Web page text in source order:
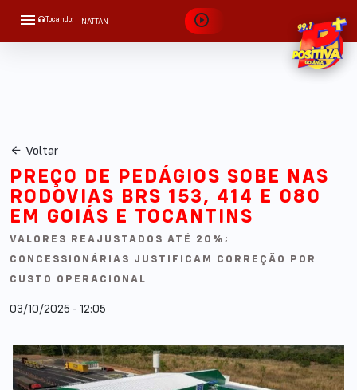
Tocando:
NATTAN
Voltar
PREÇO DE PEDÁGIOS SOBE NAS
RODOVIAS BRS 153, 414 E 080
EM GOIÁS E TOCANTINS
VALORES REAJUSTADOS ATÉ 20%;
CONCESSIONÁRIAS JUSTIFICAM CORREÇÃO POR
CUSTO OPERACIONAL
03/10/2025 - 12:05